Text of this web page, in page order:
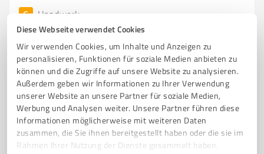
Diese Webseite verwendet Cookies
Wir verwenden Cookies, um Inhalte und Anzeigen zu
personalisieren, Funktionen für soziale Medien anbieten zu
können und die Zugriffe auf unsere Website zu analysieren.
Außerdem geben wir Informationen zu Ihrer Verwendung
unserer Website an unsere Partner für soziale Medien,
Werbung und Analysen weiter. Unsere Partner führen diese
Informationen möglicherweise mit weiteren Daten
zusammen, die Sie ihnen bereitgestellt haben oder die sie im
Rahmen Ihrer Nutzung der Dienste gesammelt haben.
6 Handwerk
SW Projektentwicklung und Dienstleistungs
GmbH
Photovoltaikanlagen und Solarenergie-Lösungen in
Schwäbisch Hall
PHOTOVOLTAIK SOLARENERGIE PHOTOVOLTAIKANLAGEN
SCHWÄBISCH HALL INDIVIDUELLE LÖSUNGEN
NACHHALTIGKEIT GEWERBLICHE ANLAGEN PLANUNG MONTAGE
ENERGIEBERATUNG INVESTITIONSABSCHLAGSBETRÄGE